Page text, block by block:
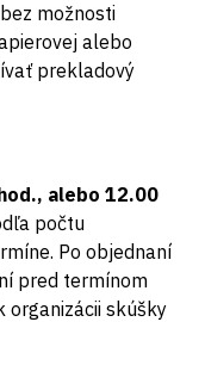
možnosti
alebo
prekladový
alebo 12.00
počtu
Po objednaní
pred termínom
organizácii skúšky